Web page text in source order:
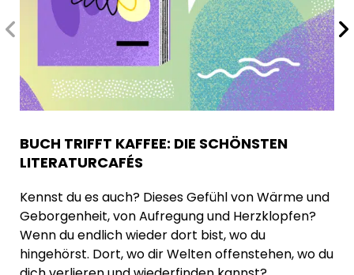
BUCH TRIFFT KAFFEE: DIE SCHÖNSTEN
LITERATURCAFÉS
Kennst du es auch? Dieses Gefühl von Wärme und
Geborgenheit, von Aufregung und Herzklopfen?
Wenn du endlich wieder dort bist, wo du
hingehörst. Dort, wo dir Welten offenstehen, wo du